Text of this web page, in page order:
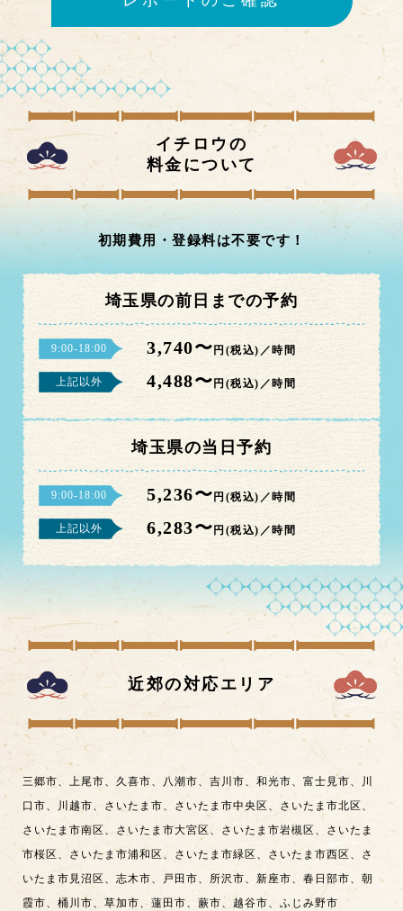
イチロウの
料金について
初期費用・登録料は不要です！
埼玉県の前日までの予約
9:00-18:00 3,740〜 円(税込)／時間
上記以外 4,488〜 円(税込)／時間
埼玉県の当日予約
9:00-18:00 5,236〜 円(税込)／時間
上記以外 6,283〜 円(税込)／時間
近郊の対応エリア
三郷市、 上尾市、 久喜市、 八潮市、 吉川市、 和光市、 富士見市、
川
口市、 川越市、 さいたま市、 さいたま市中央区 、 さいたま市北区 、
さいたま市南区 、 さいたま市大宮区 、 さいたま市岩槻区 、 さいたま
市桜区 、 さいたま市浦和区 、 さいたま市緑区 、 さいたま市西区 、 さ
いたま市見沼区 、 志木市、 戸田市、 所沢市、 新座市、 春日部市、 朝
霞市、 桶川市、 草加市、 蓮田市、 蕨市、越谷市、 ふじみ野市